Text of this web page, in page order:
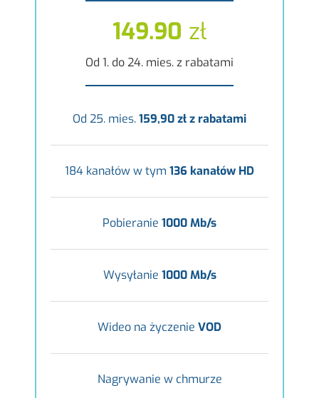
149.90 zł
Od 1. do 24. mies. z rabatami
Od 25. mies.159,90 zł z rabatami
184 kanałów w tym 136 kanałów HD
Pobieranie 1000 Mb/s
Wysyłanie 1000 Mb/s
Wideo na życzenie VOD
Nagrywanie w chmurze